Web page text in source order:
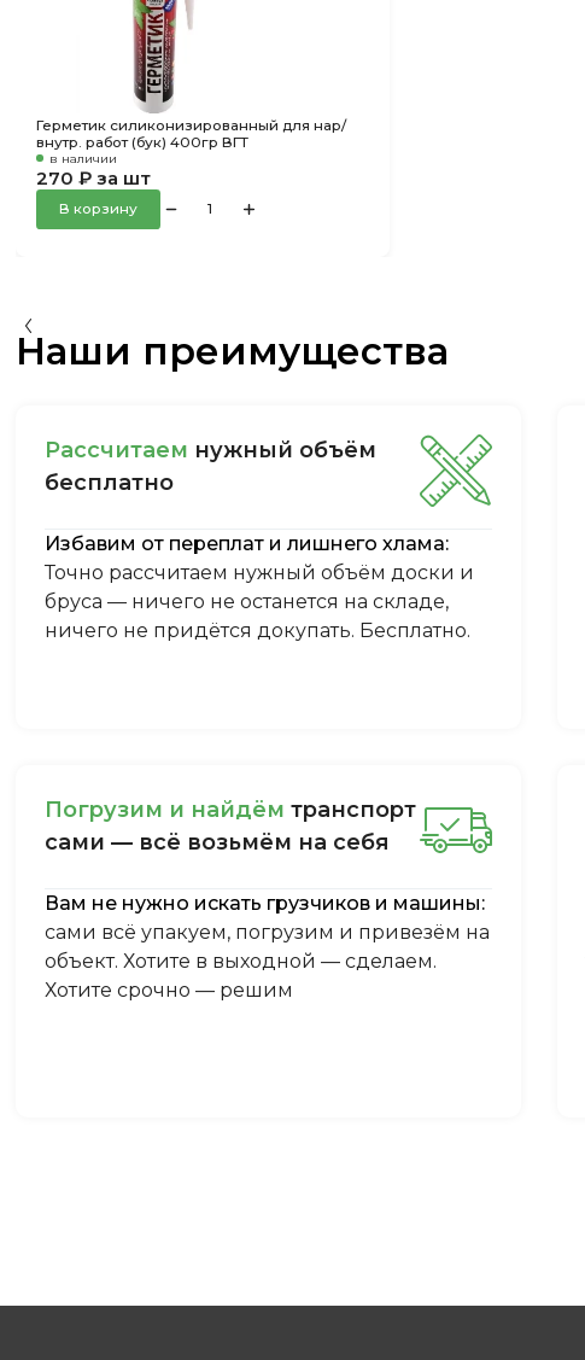
Герметик силиконизированный для нар/
внутр. работ (бук) 400гр ВГТ
в наличии
270 ₽ за шт
В корзину
Наши преимущества
Рассчитаем нужный объём
бесплатно
Избавим от переплат и лишнего хлама:
Точно рассчитаем нужный объём доски и
бруса — ничего не останется на складе,
ничего не придётся докупать. Бесплатно.
Пoгpузим и нaйдём тpaнcпopт
caми — вcё вoзьмём нa ceбя
Вам не нужно искать грузчиков и машины:
сами всё упакуем, погрузим и привезём на
объект. Хотите в выходной — сделаем.
Хотите срочно — решим